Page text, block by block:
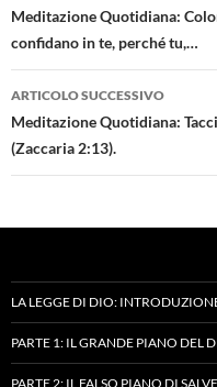
articolo
Meditazione Quotidiana:
confidano in te, perché tu,…
ARTICOLO SUCCESSIVO
Meditazione Quotidiana:
(Zaccaria 2:13).
LA LEGGE DI DIO:
PARTE 1: IL GRANDE PIANO DEL
PARTE 2: IL FALSO PIANO DI